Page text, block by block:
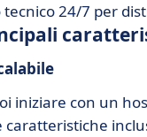
24/7 per
iniziare con un
caratteristiche